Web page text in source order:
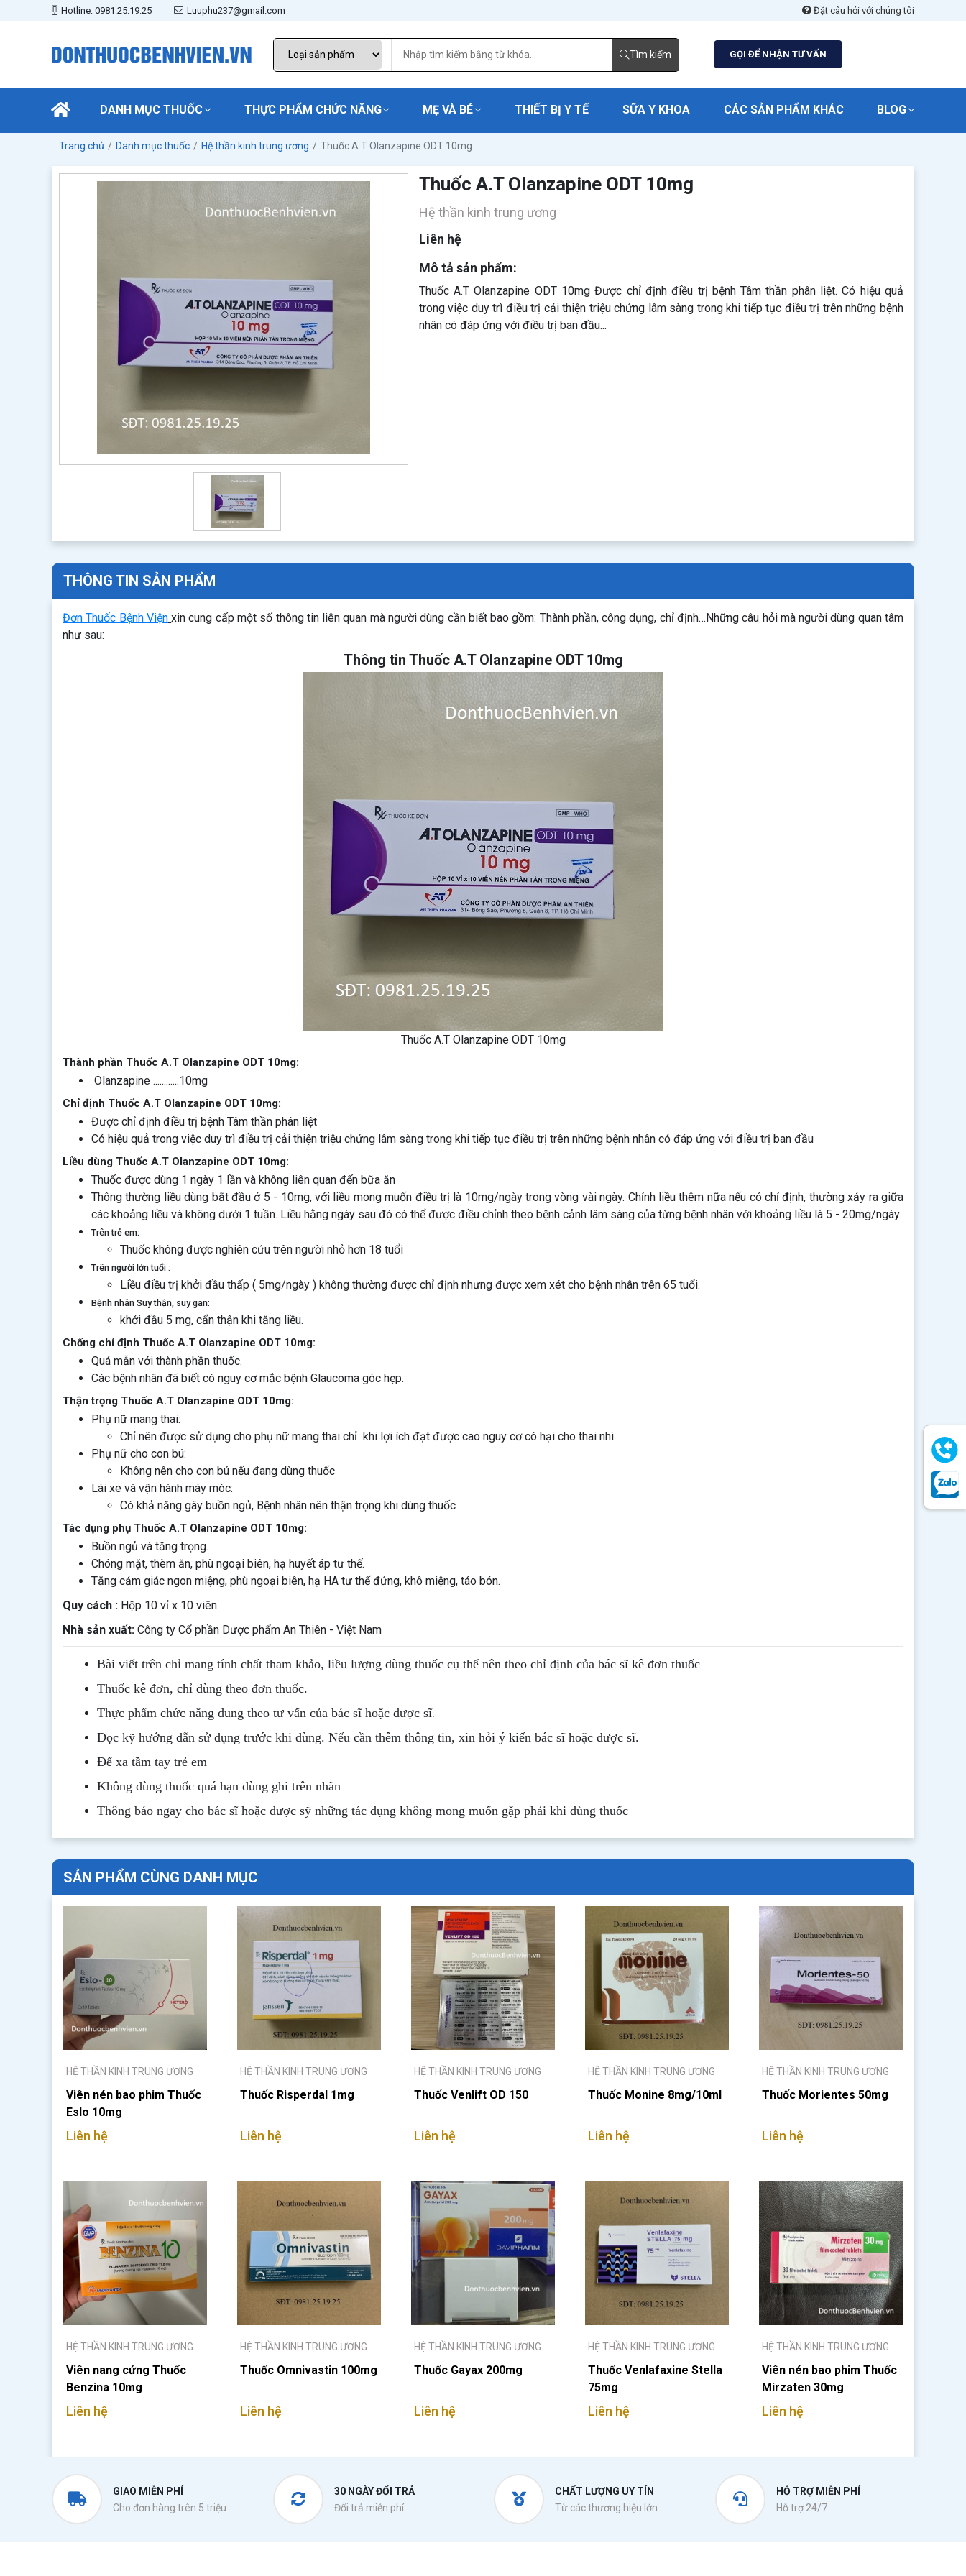
Hotline: 0981.25.19.25 Luuphu237@gmail.com Đặt câu hỏi với chúng tôi
Tìm kiếm GỌI ĐỂ NHẬN TƯ VẤN
DANH MỤC THUỐC THỰC PHẨM CHỨC NĂNG MẸ VÀ BÉ THIẾT BỊ Y TẾ SỮA Y KHOA CÁC SẢN PHẨM KHÁC BLOG
Trang chủ Danh mục thuốc Hệ thần kinh trung ương Thuốc A.T Olanzapine ODT 10mg
Thuốc A.T Olanzapine ODT 10mg
Hệ thần kinh trung ương
Liên hệ
Mô tả sản phẩm:
Thuốc A.T Olanzapine ODT 10mg Được chỉ định điều trị bệnh Tâm thần phân liệt. Có hiệu quả
trong việc duy trì điều trị cải thiện triệu chứng lâm sàng trong khi tiếp tục điều trị trên những bệnh
nhân có đáp ứng với điều trị ban đầu...
THÔNG TIN SẢN PHẨM
Đơn Thuốc Bệnh Viện xin cung cấp một số thông tin liên quan mà người dùng cần biết bao gồm: Thành phần, công dụng, chỉ định…Những câu hỏi mà người dùng quan tâm
như sau:
Thông tin Thuốc A.T Olanzapine ODT 10mg
Thuốc A.T Olanzapine ODT 10mg
Thành phần Thuốc A.T Olanzapine ODT 10mg:
Olanzapine ............10mg
Chỉ định Thuốc A.T Olanzapine ODT 10mg:
Được chỉ định điều trị bệnh Tâm thần phân liệt
Có hiệu quả trong việc duy trì điều trị cải thiện triệu chứng lâm sàng trong khi tiếp tục điều trị trên những bệnh nhân có đáp ứng với điều trị ban đầu
Liều dùng Thuốc A.T Olanzapine ODT 10mg:
Thuốc được dùng 1 ngày 1 lần và không liên quan đến bữa ăn
Thông thường liều dùng bắt đầu ở 5 - 10mg, với liều mong muốn điều trị là 10mg/ngày trong vòng vài ngày. Chỉnh liều thêm nữa nếu có chỉ định, thường xảy ra giữa
các khoảng liều và không dưới 1 tuần. Liều hằng ngày sau đó có thể được điều chỉnh theo bệnh cảnh lâm sàng của từng bệnh nhân với khoảng liều là 5 - 20mg/ngày
Trên trẻ em:
Thuốc không được nghiên cứu trên người nhỏ hơn 18 tuổi
Trên người lớn tuổi :
Liều điều trị khởi đầu thấp ( 5mg/ngày ) không thường được chỉ định nhưng được xem xét cho bệnh nhân trên 65 tuổi.
Bệnh nhân Suy thận, suy gan:
khởi đầu 5 mg, cẩn thận khi tăng liều.
Chống chỉ định Thuốc A.T Olanzapine ODT 10mg:
Quá mẫn với thành phần thuốc.
Các bệnh nhân đã biết có nguy cơ mắc bệnh Glaucoma góc hẹp.
Thận trọng Thuốc A.T Olanzapine ODT 10mg:
Phụ nữ mang thai:
Chỉ nên được sử dụng cho phụ nữ mang thai chỉ khi lợi ích đạt được cao nguy cơ có hại cho thai nhi
Phụ nữ cho con bú:
Không nên cho con bú nếu đang dùng thuốc
Lái xe và vận hành máy móc:
Có khả năng gây buồn ngủ, Bệnh nhân nên thận trọng khi dùng thuốc
Tác dụng phụ Thuốc A.T Olanzapine ODT 10mg:
Buồn ngủ và tăng trọng.
Chóng mặt, thèm ăn, phù ngoại biên, hạ huyết áp tư thế.
Tăng cảm giác ngon miệng, phù ngoại biên, hạ HA tư thế đứng, khô miệng, táo bón.
Quy cách : Hộp 10 vỉ x 10 viên
Nhà sản xuất: Công ty Cổ phần Dược phẩm An Thiên - Việt Nam
Bài viết trên chỉ mang tính chất tham khảo, liều lượng dùng thuốc cụ thể nên theo chỉ định của bác sĩ kê đơn thuốc
Thuốc kê đơn, chỉ dùng theo đơn thuốc.
Thực phẩm chức năng dung theo tư vấn của bác sĩ hoặc dược sĩ.
Đọc kỹ hướng dẫn sử dụng trước khi dùng. Nếu cần thêm thông tin, xin hỏi ý kiến bác sĩ hoặc dược sĩ.
Để xa tầm tay trẻ em
Không dùng thuốc quá hạn dùng ghi trên nhãn
Thông báo ngay cho bác sĩ hoặc dược sỹ những tác dụng không mong muốn gặp phải khi dùng thuốc
SẢN PHẨM CÙNG DANH MỤC
HỆ THẦN KINH TRUNG ƯƠNG
Viên nén bao phim Thuốc
Eslo 10mg
Liên hệ
HỆ THẦN KINH TRUNG ƯƠNG
Thuốc Risperdal 1mg
Liên hệ
HỆ THẦN KINH TRUNG ƯƠNG
Thuốc Venlift OD 150
Liên hệ
HỆ THẦN KINH TRUNG ƯƠNG
Thuốc Monine 8mg/10ml
Liên hệ
HỆ THẦN KINH TRUNG ƯƠNG
Thuốc Morientes 50mg
Liên hệ
HỆ THẦN KINH TRUNG ƯƠNG
Viên nang cứng Thuốc
Benzina 10mg
Liên hệ
HỆ THẦN KINH TRUNG ƯƠNG
Thuốc Omnivastin 100mg
Liên hệ
HỆ THẦN KINH TRUNG ƯƠNG
Thuốc Gayax 200mg
Liên hệ
HỆ THẦN KINH TRUNG ƯƠNG
Thuốc Venlafaxine Stella
75mg
Liên hệ
HỆ THẦN KINH TRUNG ƯƠNG
Viên nén bao phim Thuốc
Mirzaten 30mg
Liên hệ
GIAO MIỄN PHÍ
Cho đơn hàng trên 5 triệu
30 NGÀY ĐỔI TRẢ
Đổi trả miễn phí
CHẤT LƯỢNG UY TÍN
Từ các thương hiệu lớn
HỖ TRỢ MIỄN PHÍ
Hỗ trợ 24/7